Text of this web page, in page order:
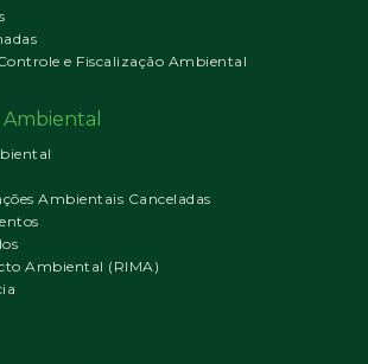
e Fiscalização Ambiental
Ambientais Canceladas
Ambiental (RIMA)